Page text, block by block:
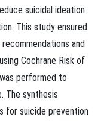
suicidal ideation
This study ensured
and
Cochrane Risk of
performed to
The synthesis
for suicide prevention